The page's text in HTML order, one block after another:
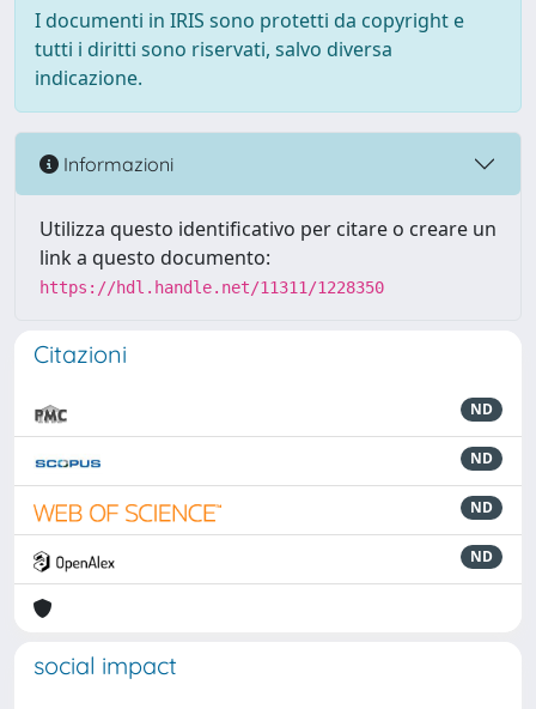
I documenti in IRIS sono protetti da copyright e
tutti i diritti sono riservati, salvo diversa
indicazione.
Informazioni
Utilizza questo identificativo per citare o creare un
link a questo documento:
https://hdl.handle.net/11311/1228350
Citazioni
ND
ND
ND
ND
social impact